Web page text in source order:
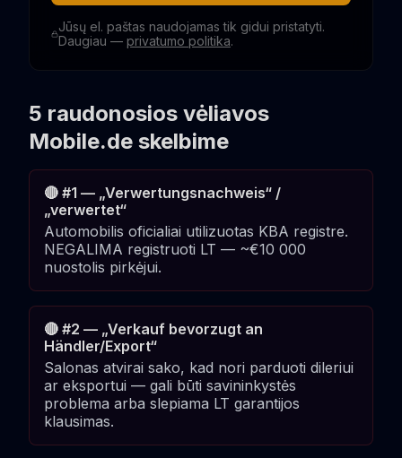
Jūsų el. paštas naudojamas tik gidui pristatyti.
Daugiau — privatumo politika.
5 raudonosios vėliavos
Mobile.de skelbime
🔴 #1 — „Verwertungsnachweis“ /
„verwertet“
Automobilis oficialiai utilizuotas KBA registre.
NEGALIMA registruoti LT — ~€10 000
nuostolis pirkėjui.
🔴 #2 — „Verkauf bevorzugt an
Händler/Export“
Salonas atvirai sako, kad nori parduoti dileriui
ar eksportui — gali būti savininkystės
problema arba slepiama LT garantijos
klausimas.